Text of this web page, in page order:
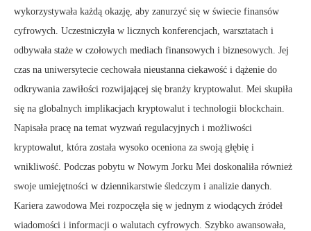
wykorzystywała każdą okazję, aby zanurzyć się w świecie finansów
cyfrowych. Uczestniczyła w licznych konferencjach, warsztatach i
odbywała staże w czołowych mediach finansowych i biznesowych. Jej
czas na uniwersytecie cechowała nieustanna ciekawość i dążenie do
odkrywania zawiłości rozwijającej się branży kryptowalut. Mei skupiła
się na globalnych implikacjach kryptowalut i technologii blockchain.
Napisała pracę na temat wyzwań regulacyjnych i możliwości
kryptowalut, która została wysoko oceniona za swoją głębię i
wnikliwość. Podczas pobytu w Nowym Jorku Mei doskonaliła również
swoje umiejętności w dziennikarstwie śledczym i analizie danych.
Kariera zawodowa Mei rozpoczęła się w jednym z wiodących źródeł
wiadomości i informacji o walutach cyfrowych. Szybko awansowała,